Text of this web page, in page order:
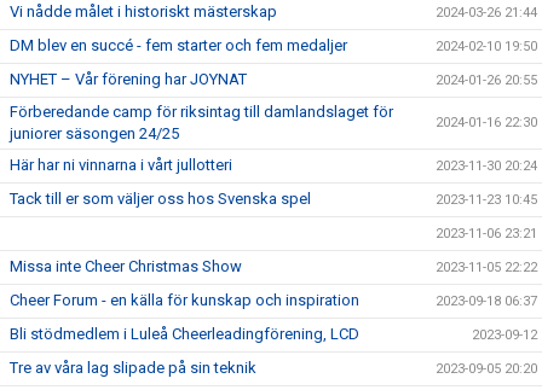
Vi nådde målet i historiskt mästerskap 2024-03-26 21:44
DM blev en succé - fem starter och fem medaljer 2024-02-10 19:50
NYHET – Vår förening har JOYNAT 2024-01-26 20:55
Förberedande camp för riksintag till damlandslaget för
juniorer säsongen 24/25
2024-01-16 22:30
Här har ni vinnarna i vårt jullotteri 2023-11-30 20:24
Tack till er som väljer oss hos Svenska spel 2023-11-23 10:45
2023-11-06 23:21
Missa inte Cheer Christmas Show 2023-11-05 22:22
Cheer Forum - en källa för kunskap och inspiration 2023-09-18 06:37
Bli stödmedlem i Luleå Cheerleadingförening, LCD 2023-09-12
Tre av våra lag slipade på sin teknik 2023-09-05 20:20